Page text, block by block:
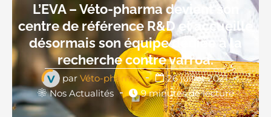
L’EVA – Véto-pharma devient son
centre de référence R&D et accueille
désormais son équipe dédiée à la
recherche contre varroa.
parVéto-pharma
26 juillet 2021
Nos Actualités
9 minutes de lecture